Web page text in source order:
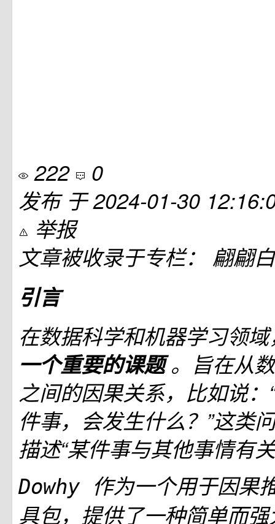
222
0
发布 于2024-01-30
举报
文章被收录于专栏： 翩翩
引言
在数据科学和机器学习领
一个重要的课题。旨在从
之间的因果关系，比如说：
件事，会发生什么？”这类
描述“某件事与其他事情有
Dowhy 作为一个用于因果
具包，提供了一种简单而